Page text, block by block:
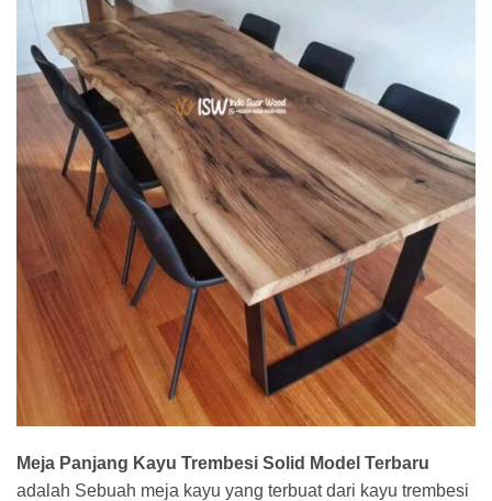
Meja Panjang Kayu Trembesi Solid Model Terbaru
adalah Sebuah meja kayu yang terbuat dari kayu trembesi